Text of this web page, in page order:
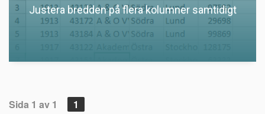
Justera bredden på flera kolumner samtidigt
Sida 1 av 1 1